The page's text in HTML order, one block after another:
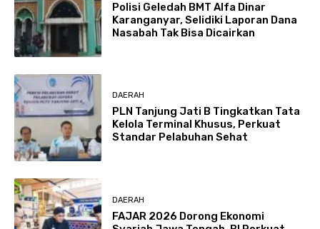
Polisi Geledah BMT Alfa Dinar
Karanganyar, Selidiki Laporan Dana
Nasabah Tak Bisa Dicairkan
DAERAH
PLN Tanjung Jati B Tingkatkan Tata
Kelola Terminal Khusus, Perkuat
Standar Pelabuhan Sehat
DAERAH
FAJAR 2026 Dorong Ekonomi